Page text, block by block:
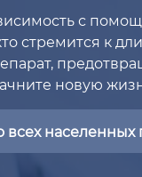
с
стремится к
новую
населенных